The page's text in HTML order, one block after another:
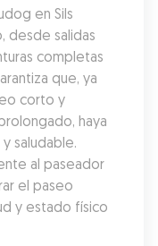
en Sils
desde salidas
completas
que, ya
corto y
haya
saludable.
al paseador
el paseo
y estado físico